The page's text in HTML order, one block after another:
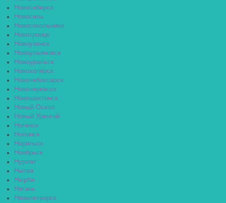
Новосибирск
Новосиль
Новосокольники
Новотроицк
Новоузенск
Новоульяновск
Новоуральск
Новохопёрск
Новочебоксарск
Новочеркасск
Новошахтинск
Новый Оскол
Новый Уренгой
Ногинск
Нолинск
Норильск
Ноябрьск
Нурлат
Нытва
Нюрба
Нягань
Нязелетворск